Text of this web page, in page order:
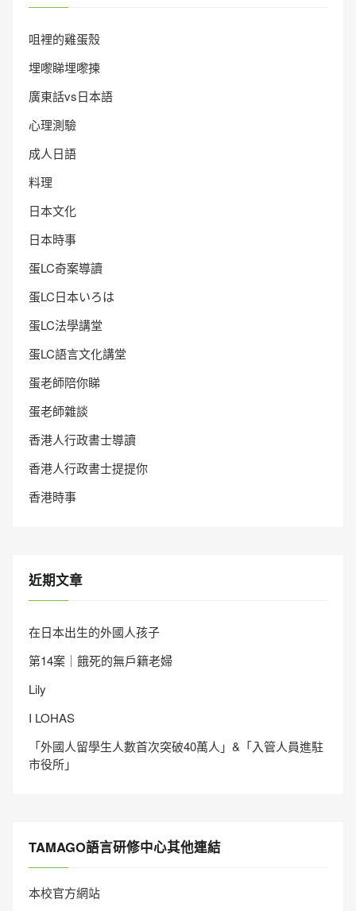
咀裡的雞蛋殼
埋嚟睇埋嚟揀
廣東話vs日本語
心理測驗
成人日語
料理
日本文化
日本時事
蛋LC奇案導讀
蛋LC日本いろは
蛋LC法學講堂
蛋LC語言文化講堂
蛋老師陪你睇
蛋老師雜談
香港人行政書士導讀
香港人行政書士提提你
香港時事
近期文章
在日本出生的外國人孩子
第14案｜餓死的無戶籍老婦
Lily
I LOHAS
「外國人留學生人數首次突破40萬人」&「入管人員進駐
市役所」
TAMAGO語言研修中心其他連結
本校官方網站